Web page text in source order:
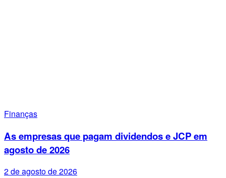
Finanças
As empresas que pagam dividendos e JCP em
agosto de 2026
2 de agosto de 2026